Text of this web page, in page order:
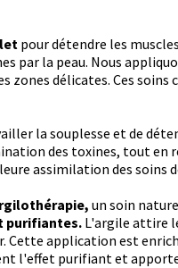
pour détendre les
par la peau. Nous
zones délicates. Ces
la souplesse et de
des toxines, tout en
assimilation des soins
un soin
purifiantes. L'argile attire
application est
l'effet purifiant et